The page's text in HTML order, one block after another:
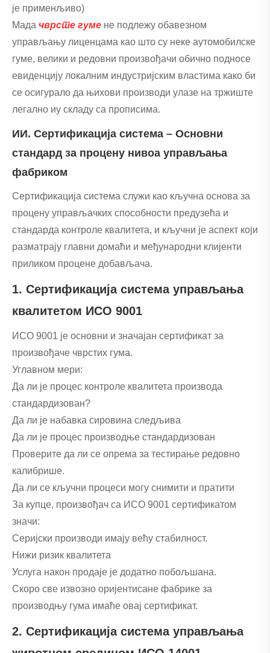
је применљиво)
Мада чврсте гуме не подлежу обавезном
управљању лиценцама као што су неке аутомобилске
гуме, велики и редовни произвођачи обично подносе
евиденцију локалним индустријским властима како би
се осигурало да њихови производи улазе на тржиште
легално иу складу са прописима.
ИИ. Сертификација система – Основни
стандард за процену нивоа управљања
фабриком
Сертификација система служи као кључна основа за
процену управљачких способности предузећа и
стандарда контроле квалитета, и кључни је аспект који
разматрају главни домаћи и међународни клијенти
приликом процене добављача.
1. Сертификација система управљања
квалитетом ИСО 9001
ИСО 9001 је основни и значајан сертификат за
произвођаче чврстих гума.
Углавном мери:
Да ли је процес контроле квалитета производа
стандардизован?
Да ли је набавка сировина следљива
Да ли је процес производње стандардизован
Проверите да ли се опрема за тестирање редовно
калибрише.
Да ли се кључни процеси могу снимити и пратити
За купце, произвођач са ИСО 9001 сертификатом
значи:
Серијски производи имају већу стабилност.
Нижи ризик квалитета
Услуга након продаје је додатно побољшана.
Скоро све извозно оријентисане фабрике за
производњу гума имаће овај сертификат.
2. Сертификација система управљања